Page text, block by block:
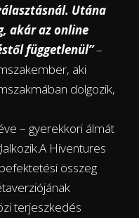
Utána
akár az online
függetlenül”–
aki
dolgozik,
– gyerekkori álmát
Hiventures
összeg
terjeszkedés